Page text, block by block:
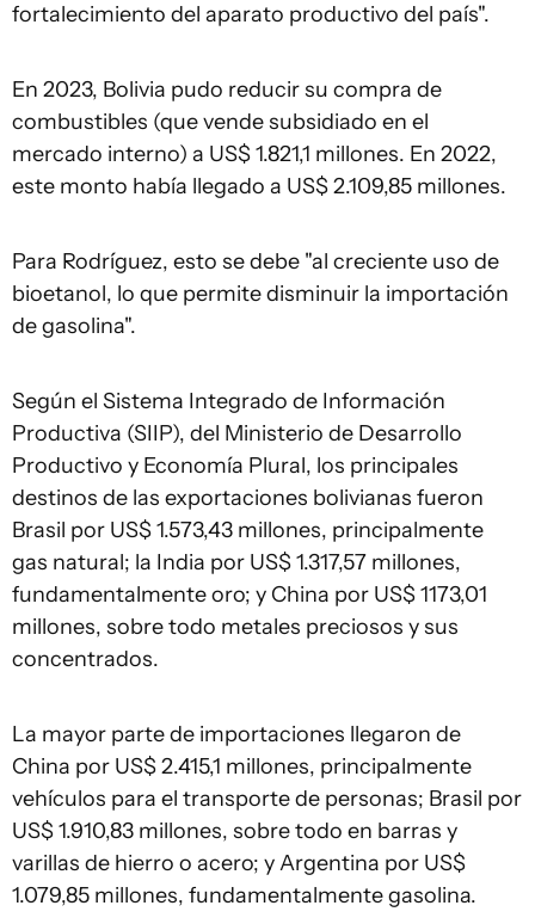
fortalecimiento del aparato productivo del país".
En 2023, Bolivia pudo reducir su compra de
combustibles (que vende subsidiado en el
mercado interno) a US$ 1.821,1 millones. En 2022,
este monto había llegado a US$ 2.109,85 millones.
Para Rodríguez, esto se debe "al creciente uso de
bioetanol, lo que permite disminuir la importación
de gasolina".
Según el Sistema Integrado de Información
Productiva (SIIP), del Ministerio de Desarrollo
Productivo y Economía Plural, los principales
destinos de las exportaciones bolivianas fueron
Brasil por US$ 1.573,43 millones, principalmente
gas natural; la India por US$ 1.317,57 millones,
fundamentalmente oro; y China por US$ 1173,01
millones, sobre todo metales preciosos y sus
concentrados.
La mayor parte de importaciones llegaron de
China por US$ 2.415,1 millones, principalmente
vehículos para el transporte de personas; Brasil por
US$ 1.910,83 millones, sobre todo en barras y
varillas de hierro o acero; y Argentina por US$
1.079,85 millones, fundamentalmente gasolina.